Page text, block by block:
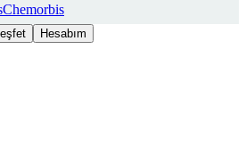
Chemorbis
Hesabım